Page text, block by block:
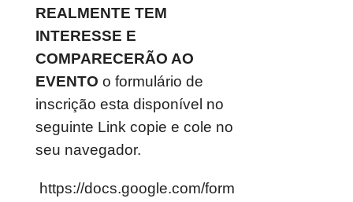
REALMENTE TEM
INTERESSE E
COMPARECERÃO AO
EVENTO o formulário de
inscrição esta disponível no
seguinte Link copie e cole no
seu navegador.
https://docs.google.com/form